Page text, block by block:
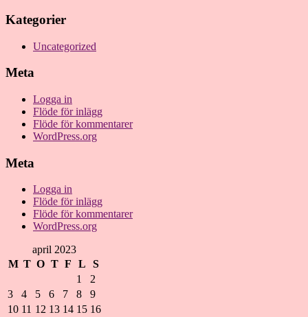
Kategorier
Uncategorized
Meta
Logga in
Flöde för inlägg
Flöde för kommentarer
WordPress.org
Meta
Logga in
Flöde för inlägg
Flöde för kommentarer
WordPress.org
april 2023
M T O T F L
S
1
2
3
4 5 6 7 8
9
10 11 12 13 14 15 16